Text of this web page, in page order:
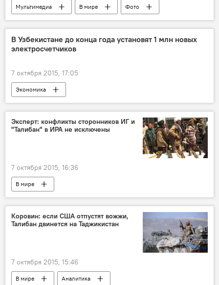
Мультимедиа В мире Фото
В Узбекистане до конца года установят 1 млн новых
электросчетчиков
7 октября 2015, 17:05
Экономика
Эксперт: конфликты сторонников ИГ и
"Талибан" в ИРА не исключены
7 октября 2015, 16:36
В мире
Коровин: если США отпустят вожжи,
Талибан двинется на Таджикистан
7 октября 2015, 15:46
В мире Аналитика